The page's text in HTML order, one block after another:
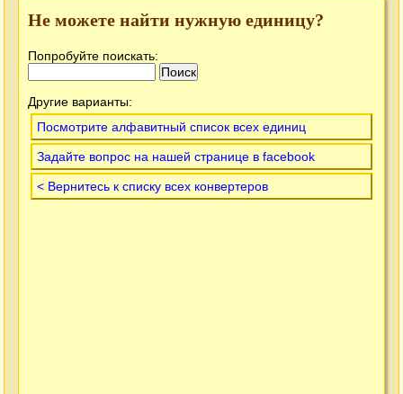
Не можете найти нужную единицу?
Попробуйте поискать:
Другие варианты:
Посмотрите алфавитный список всех единиц
Задайте вопрос на нашей странице в facebook
< Вернитесь к списку всех конвертеров